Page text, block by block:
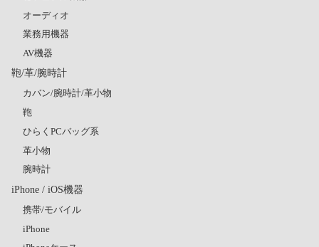
オーディオ
業務用機器
AV機器
鞄/革/腕時計
カバン/腕時計/革小物
鞄
ひらくPCバッグ系
革小物
腕時計
iPhone / iOS機器
携帯/モバイル
iPhone